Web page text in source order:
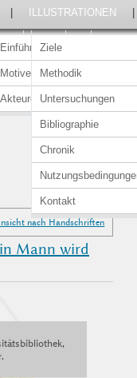
Ausgabe
ILLUSTRATIONEN
Einführung
Motive
Akteure
Ziele
Methodik
Untersuchungen
Bibliographie
Chronik
Kontakt
nach Handschriften
Mann wird